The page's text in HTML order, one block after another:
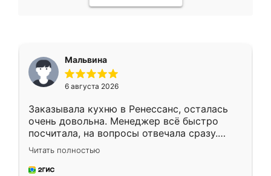
Мальвина
6 августа 2026
Заказывала кухню в Ренессанс, осталась
очень довольна. Менеджер всё быстро
посчитала, на вопросы отвечала сразу.
Замерщик приехал в субботу, подошёл к
делу со всей ответственностью. Собрали
за день, ребята работали аккуратно, даже
Читать полностью